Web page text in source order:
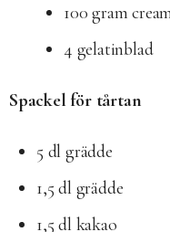
100 gram
4 gelatinblad
Spackel för tårtan
5 dl grädde
1,5 dl grädde
1,5 dl kakao